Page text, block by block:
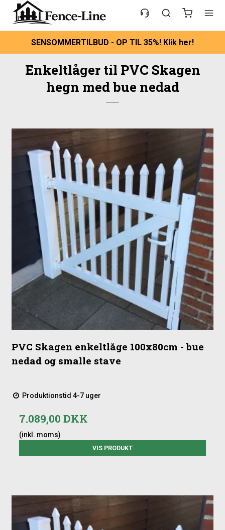
SENSOMMERTILBUD - OP TIL 35%! Klik her!
Enkeltlåger til PVC Skagen
hegn med bue nedad
PVC Skagen enkeltlåge 100x80cm - bue
nedad og smalle stave
Produktionstid 4-7 uger
7.089,00 DKK
(inkl. moms)
VIS PRODUKT